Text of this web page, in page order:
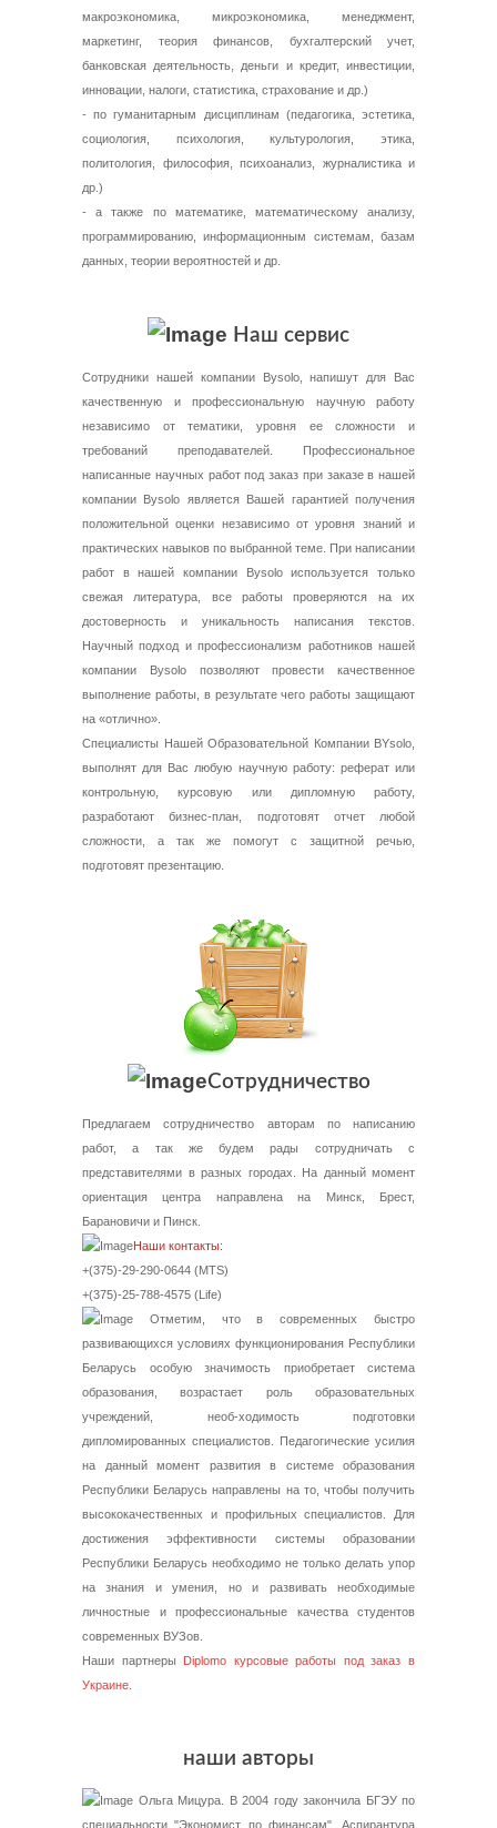
макроэкономика, микроэкономика, менеджмент,
маркетинг, теория финансов, бухгалтерский учет,
банковская деятельность, деньги и кредит, инвестиции,
инновации, налоги, статистика, страхование и др.)
- по гуманитарным дисциплинам (педагогика, эстетика,
социология, психология, культурология, этика,
политология, философия, психоанализ, журналистика и
др.)
- а также по математике, математическому анализу,
программированию, информационным системам, базам
данных, теории вероятностей и др.
Наш сервис
Сотрудники нашей компании Bysolo, напишут для Вас
качественную и профессиональную научную работу
независимо от тематики, уровня ее сложности и
требований преподавателей. Профессиональное
написанные научных работ под заказ при заказе в нашей
компании Bysolo является Вашей гарантией получения
положительной оценки независимо от уровня знаний и
практических навыков по выбранной теме. При написании
работ в нашей компании Bysolo используется только
свежая литература, все работы проверяются на их
достоверность и уникальность написания текстов.
Научный подход и профессионализм работников нашей
компании Bysolo позволяют провести качественное
выполнение работы, в результате чего работы защищают
на «отлично».
Специалисты Нашей Образовательной Компании BYsolo,
выполнят для Вас любую научную работу: реферат или
контрольную, курсовую или дипломную работу,
разработают бизнес-план, подготовят отчет любой
сложности, а так же помогут с защитной речью,
подготовят презентацию.
Сотрудничество
Предлагаем сотрудничество авторам по написанию
работ, а так же будем рады сотрудничать с
представителями в разных городах. На данный момент
ориентация центра направлена на Минск, Брест,
Барановичи и Пинск.
Наши контакты:
+(375)-29-290-0644 (MTS)
+(375)-25-788-4575 (Life)
Отметим, что в современных быстро
развивающихся условиях функционирования Республики
Беларусь особую значимость приобретает система
образования, возрастает роль образовательных
учреждений, необ-ходимость подготовки
дипломированных специалистов. Педагогические усилия
на данный момент развития в системе образования
Республики Беларусь направлены на то, чтобы получить
высококачественных и профильных специалистов. Для
достижения эффективности системы образовании
Республики Беларусь необходимо не только делать упор
на знания и умения, но и развивать необходимые
личностные и профессиональные качества студентов
современных ВУЗов.
Наши партнеры Diplomo курсовые работы под заказ в
Украине
наши авторы
Ольга Мицура. В 2004 году закончила БГЭУ по
специальности "Экономист по финансам". Аспирантура